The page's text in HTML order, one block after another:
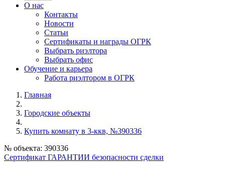
О нас
Контакты
Новости
Статьи
Сертификаты и награды ОГРК
Выбрать риэлтора
Выбрать офис
Обучение и карьера
Работа риэлтором в ОГРК
Главная
Городские объекты
Купить комнату в 3-ккв, №390336
№ объекта: 390336
Сертификат ГАРАНТИИ безопасности сделки